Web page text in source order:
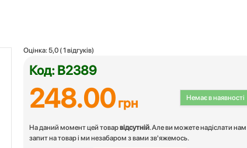
Оцінка: 5,0 (1 відгуків)
Код: B2389
Немає в наявності
248.00грн
На даний момент цей товарвідсутній. Але ви можете надіслати нам
запит на товар і ми незабаром з вами зв'яжемось.